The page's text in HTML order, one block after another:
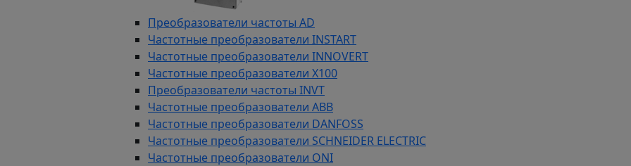
Преобразователи частоты AD
Частотные преобразователи INSTART
Частотные преобразователи INNOVERT
Частотные преобразователи Х100
Преобразователи частоты INVT
Частотные преобразователи ABB
Частотные преобразователи DANFOSS
Частотные преобразователи SCHNEIDER ELECTRIC
Частотные преобразователи ONI